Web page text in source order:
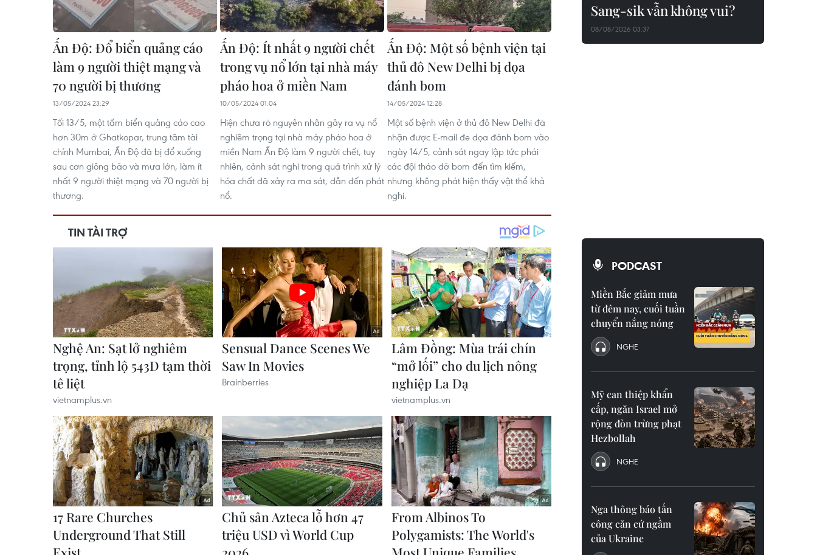
Ấn Độ: Đổ biển quảng cáo
làm 9 người thiệt mạng và
70 người bị thương
13/05/2024 23:29
Tối 13/5, một tấm biển quảng cáo cao
hơn 30m ở Ghatkopar, trung tâm tài
chính Mumbai, Ấn Độ đã bị đổ xuống
sau cơn giông bão và mưa lớn, làm ít
nhất 9 người thiệt mạng và 70 người bị
thương.
Ấn Độ: Ít nhất 9 người chết
trong vụ nổ lớn tại nhà máy
pháo hoa ở miền Nam
10/05/2024 01:04
Hiện chưa rõ nguyên nhân gây ra vụ nổ
nghiêm trọng tại nhà máy pháo hoa ở
miền Nam Ấn Độ làm 9 người chết, tuy
nhiên, cảnh sát nghi trong quá trình xử lý
hóa chất đã xảy ra ma sát, dẫn đến phát
nổ.
Ấn Độ: Một số bệnh viện tại
thủ đô New Delhi bị dọa
đánh bom
14/05/2024 12:28
Một số bệnh viện ở thủ đô New Delhi đã
nhận được E-mail đe dọa đánh bom vào
ngày 14/5, cảnh sát ngay lập tức phái
các đội tháo dỡ bom đến tìm kiếm,
nhưng không phát hiện thấy vật thể khả
nghi.
Sang-sik vẫn không vui?
08/08/2026 03:37
PODCAST
Miền Bắc giảm mưa
từ đêm nay, cuối tuần
chuyển nắng nóng
NGHE
Mỹ can thiệp khẩn
cấp, ngăn Israel mở
rộng đòn trừng phạt
Hezbollah
NGHE
Nga thông báo tấn
công căn cứ ngầm
của Ukraine